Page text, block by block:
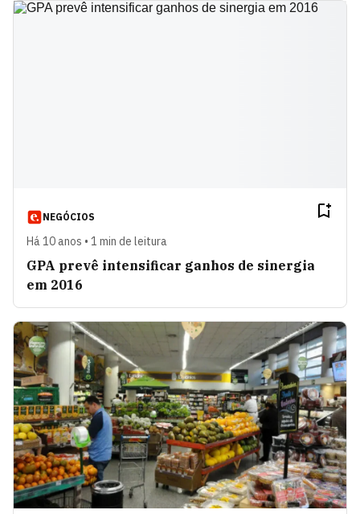
NEGÓCIOS
Há 10 anos • 1 min de leitura
GPA prevê intensificar ganhos de sinergia
em 2016